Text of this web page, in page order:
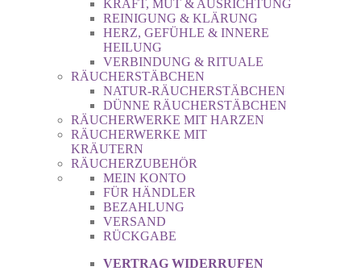
KRAFT, MUT & AUSRICHTUNG
REINIGUNG & KLÄRUNG
HERZ, GEFÜHLE & INNERE
HEILUNG
VERBINDUNG & RITUALE
RÄUCHERSTÄBCHEN
NATUR-RÄUCHERSTÄBCHEN
DÜNNE RÄUCHERSTÄBCHEN
RÄUCHERWERKE MIT HARZEN
RÄUCHERWERKE MIT
KRÄUTERN
RÄUCHERZUBEHÖR
MEIN KONTO
FÜR HÄNDLER
BEZAHLUNG
VERSAND
RÜCKGABE
VERTRAG WIDERRUFEN